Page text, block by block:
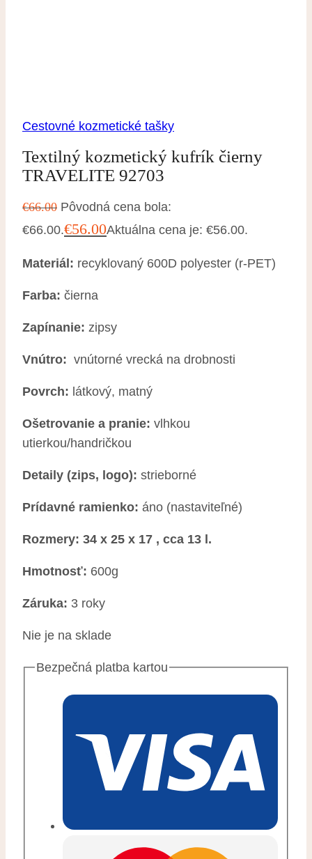
Cestovné kozmetické tašky
Textilný kozmetický kufrík čierny
TRAVELITE 92703
€66.00 Pôvodná cena bola:
€66.00.€56.00Aktuálna cena je: €56.00.
Materiál: recyklovaný 600D polyester (r-PET)
Farba: čierna
Zapínanie: zipsy
Vnútro: vnútorné vrecká na drobnosti
Povrch: látkový, matný
Ošetrovanie a pranie: vlhkou
utierkou/handričkou
Detaily (zips, logo): strieborné
Prídavné ramienko: áno (nastaviteľné)
Rozmery: 34 x 25 x 17 , cca 13 l.
Hmotnosť: 600g
Záruka: 3 roky
Nie je na sklade
Bezpečná platba kartou